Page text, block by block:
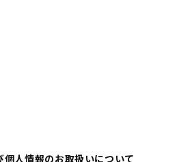
人情報のお取扱いについて